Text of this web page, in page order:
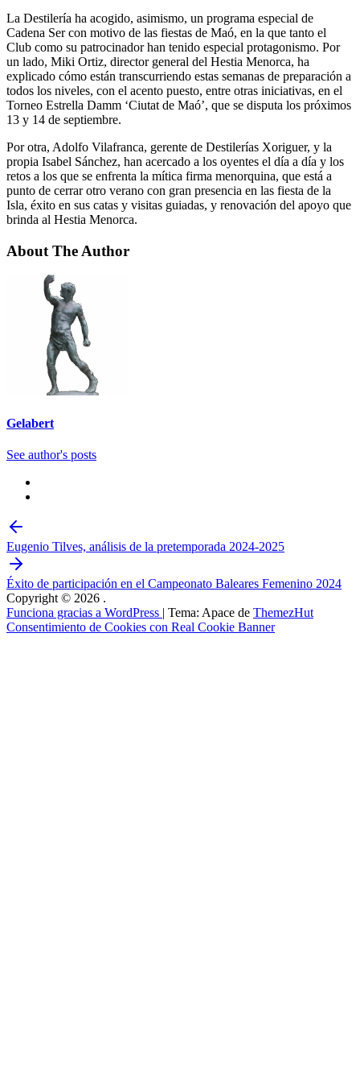
La Destilería ha acogido, asimismo, un programa especial de
Cadena Ser con motivo de las fiestas de Maó, en la que tanto el
Club como su patrocinador han tenido especial protagonismo. Por
un lado, Miki Ortiz, director general del Hestia Menorca, ha
explicado cómo están transcurriendo estas semanas de preparación a
todos los niveles, con el acento puesto, entre otras iniciativas, en el
Torneo Estrella Damm ‘Ciutat de Maó’, que se disputa los próximos
13 y 14 de septiembre.
Por otra, Adolfo Vilafranca, gerente de Destilerías Xoriguer, y la
propia Isabel Sánchez, han acercado a los oyentes el día a día y los
retos a los que se enfrenta la mítica firma menorquina, que está a
punto de cerrar otro verano con gran presencia en las fiesta de la
Isla, éxito en sus catas y visitas guiadas, y renovación del apoyo que
brinda al Hestia Menorca.
About The Author
Gelabert
See author's posts
Eugenio Tilves, análisis de la pretemporada 2024-2025
Éxito de participación en el Campeonato Baleares Femenino 2024
Copyright © 2026 .
Funciona gracias a WordPress | Tema: Apace de ThemezHut
Consentimiento de Cookies con Real Cookie Banner